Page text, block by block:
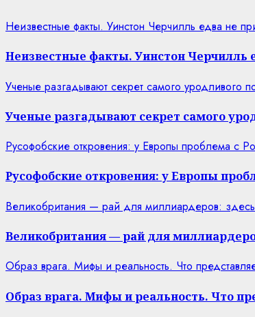
Неизвестные факты. Уинстон Черчилль едва не
Неизвестные факты. Уинстон Черчилль
Ученые разгадывают секрет самого уродливого
Ученые разгадывают секрет самого
Русофобские откровения: у Европы проблема с
Русофобские откровения: у Европы
Великобритания — рай для миллиардеров:
Великобритания — рай для
Образ врага. Мифы и реальность. Что
Образ врага. Мифы и реальность. Что